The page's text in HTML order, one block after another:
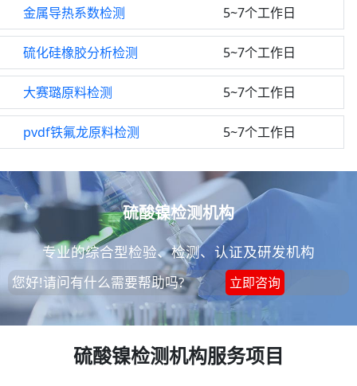
金属导热系数检测 5~7个工作日
硫化硅橡胶分析检测 5~7个工作日
大赛璐原料检测 5~7个工作日
pvdf铁氟龙原料检测 5~7个工作日
硫酸镍检测机构
专业的综合型检验、检测、认证及研发机构
您好!请问有什么需要帮助吗? 立即咨询
硫酸镍检测机构服务项目